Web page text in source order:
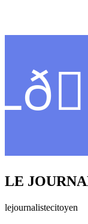
LE
lejournalistecitoyen